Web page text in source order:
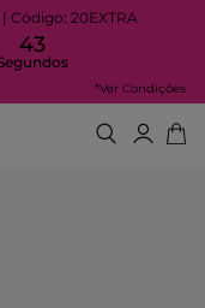
Código: 20EXTRA
42
*Ver Condições